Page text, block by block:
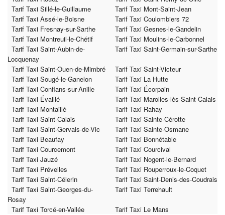
Tarif Taxi Sillé-le-Guillaume
Tarif Taxi Mont-Saint-Jean
Tarif Taxi Assé-le-Boisne
Tarif Taxi Coulombiers 72
Tarif Taxi Fresnay-sur-Sarthe
Tarif Taxi Gesnes-le-Gandelin
Tarif Taxi Montreuil-le-Chétif
Tarif Taxi Moulins-le-Carbonnel
Tarif Taxi Saint-Aubin-de-
Locquenay
Tarif Taxi Saint-Germain-sur-Sarthe
Tarif Taxi Saint-Ouen-de-Mimbré
Tarif Taxi Saint-Victeur
Tarif Taxi Sougé-le-Ganelon
Tarif Taxi La Hutte
Tarif Taxi Conflans-sur-Anille
Tarif Taxi Écorpain
Tarif Taxi Évaillé
Tarif Taxi Marolles-lès-Saint-Calais
Tarif Taxi Montaillé
Tarif Taxi Rahay
Tarif Taxi Saint-Calais
Tarif Taxi Sainte-Cérotte
Tarif Taxi Saint-Gervais-de-Vic
Tarif Taxi Sainte-Osmane
Tarif Taxi Beaufay
Tarif Taxi Bonnétable
Tarif Taxi Courcemont
Tarif Taxi Courcival
Tarif Taxi Jauzé
Tarif Taxi Nogent-le-Bernard
Tarif Taxi Prévelles
Tarif Taxi Rouperroux-le-Coquet
Tarif Taxi Saint-Célerin
Tarif Taxi Saint-Denis-des-Coudrais
Tarif Taxi Saint-Georges-du-
Rosay
Tarif Taxi Terrehault
Tarif Taxi Torcé-en-Vallée Tarif Taxi Le Mans